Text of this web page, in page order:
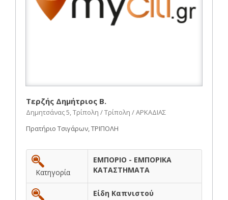
Τερζής Δημήτριος Β.
Δημητσάνας 5, Τρίπολη / Τρίπολη / ΑΡΚΑΔΙΑΣ
Πρατήριο Τσιγάρων, ΤΡΙΠΟΛΗ
Κατηγορία
ΕΜΠΟΡΙΟ - ΕΜΠΟΡΙΚΑ
ΚΑΤΑΣΤΗΜΑΤΑ
Είδη Καπνιστού